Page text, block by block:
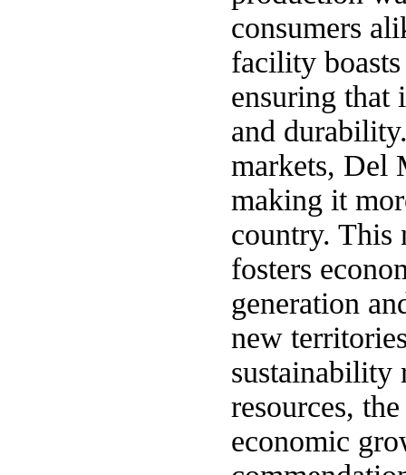
consumers
facility
ensuring that
and
markets, Del
making it
country. This
fosters
generation
new
sustainability
resources,
economic